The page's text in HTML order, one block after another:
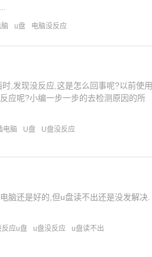
脑 u盘 电脑没反应
,发现没反应,这是怎么回事呢?以前使用
应呢?小编一步一步的去检测原因的所
电脑 U盘 U盘没反应
脑还是好的,但u盘读不出还是没发解决.
反应u盘 u盘没反应 u盘读不出